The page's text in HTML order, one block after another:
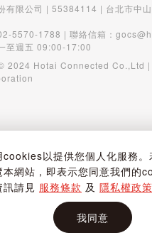
以提供您個人化服務。
本網站，即表示您同意我們的
訊請見 服務條款 及 隱私權政策
我同意
購物車
有限公司 | 55384114 | 台北市中
5570-1788 | 聯絡信箱：
至週五 09:00-17:00
2024 Hotai Connected Co.,Ltd